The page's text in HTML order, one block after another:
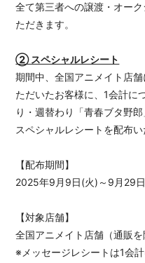
全て第三者への譲渡・オー
ただきます。
② スペシャルレシート
期間中、全国アニメイト店
ただいたお客様に、1会計に
り・週替わり「青春ブタ野
スペシャルレシートを配布い
【配布期間】
2025年9月9日(火)～9月29
【対象店舗】
全国アニメイト店舗（通販を
※メッセージレシートは1会